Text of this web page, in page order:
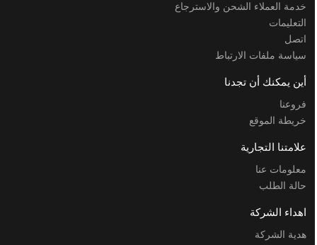
خدمة العملاء الشحن والاسترجاع
التعليمات
اتصل
سياسة ملفات الارتباط
أين يمكنك أن تجدنا
فروعنا
خريطة الموقع
علامتنا التجارية
معلومات عنا
حالة الطلب
اهداء الشركة
هدية الشركة